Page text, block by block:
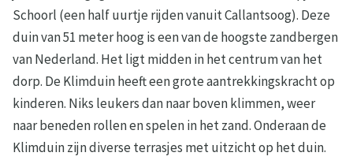
Schoorl (een half uurtje rijden vanuit Callantsoog). Deze
duin van 51 meter hoog is een van de hoogste zandbergen
van Nederland. Het ligt midden in het centrum van het
dorp. De Klimduin heeft een grote aantrekkingskracht op
kinderen. Niks leukers dan naar boven klimmen, weer
naar beneden rollen en spelen in het zand. Onderaan de
Klimduin zijn diverse terrasjes met uitzicht op het duin.